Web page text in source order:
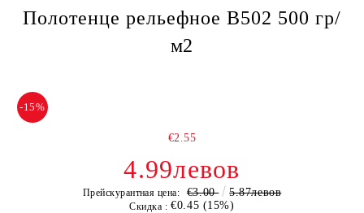
Полотенце рельефное B502 500 гр/
м2
-15%
€2.55
4.99левов
Прейскурантная цена: €3.00 5.87левов
Скидка : €0.45 (15%)